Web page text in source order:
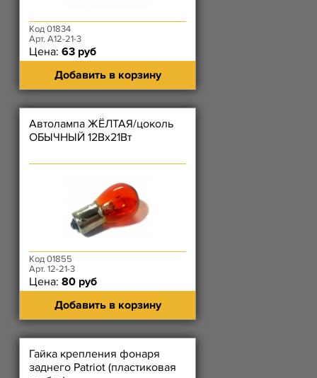
Код 01834
Арт. А12-21-3
Цена: 63 руб
Добавить в корзину
Автолампа ЖЁЛТАЯ/цоколь
ОБЫЧНЫЙ 12Вх21Вт
Код 01855
Арт. 12-21-3
Цена: 80 руб
Добавить в корзину
Гайка крепления фонаря
заднего Patriot (пластиковая